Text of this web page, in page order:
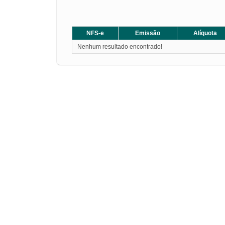
NFS-e Emissão Alíquota
Nenhum resultado encontrado!